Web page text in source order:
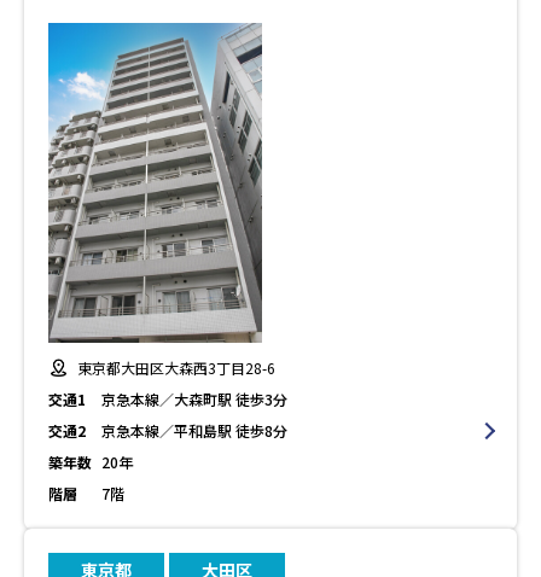
東京都大田区大森西3丁目28-6
交通1
京急本線／大森町駅 徒歩3分
交通2
京急本線／平和島駅 徒歩8分
築年数 20年
階層
7階
東京都 大田区